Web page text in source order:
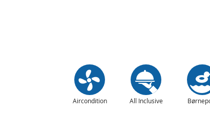
Aircondition All Inclusive